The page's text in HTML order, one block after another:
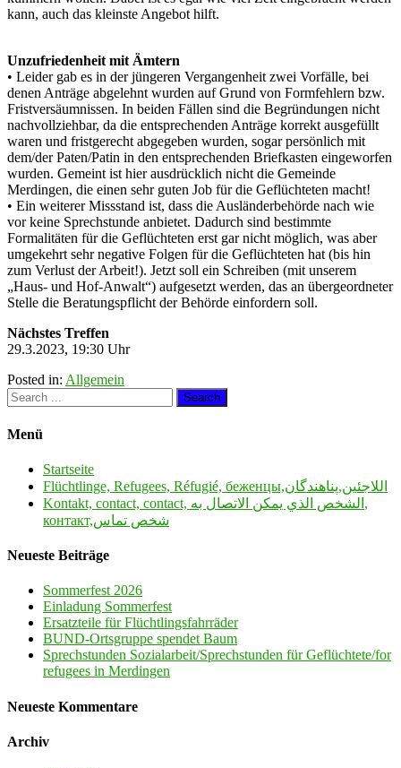
kann, auch das kleinste Angebot hilft.
Unzufriedenheit mit Ämtern
• Leider gab es in der jüngeren Vergangenheit zwei Vorfälle, bei
denen Anträge abgelehnt wurden auf Grund von Formfehlern bzw.
Fristversäumnissen. In beiden Fällen sind die Begründungen nicht
nachvollziehbar, da die entsprechenden Anträge korrekt ausgefüllt
waren und fristgerecht abgegeben wurden, sogar persönlich mit
dem/der Paten/Patin in den entsprechenden Briefkasten eingeworfen
wurden. Gemeint ist hier ausdrücklich nicht die Gemeinde
Merdingen, die einen sehr guten Job für die Geflüchteten macht!
• Ein weiterer Missstand ist, dass die Ausländerbehörde nach wie
vor keine Sprechstunde anbietet. Dadurch sind bestimmte
Formalitäten für die Geflüchteten erst gar nicht möglich, was aber
umgekehrt sehr negative Folgen für die Geflüchteten hat (bis hin
zum Verlust der Arbeit!). Jetzt soll ein Schreiben (mit unserem
„Haus- und Hof-Anwalt“) aufgesetzt werden, das an übergeordneter
Stelle die Beratungspflicht der Behörde einfordern soll.
Nächstes Treffen
29.3.2023, 19:30 Uhr
Posted in: Allgemein
Menü
Startseite
Flüchtlinge, Refugees, Réfugié, беженцы,اللاجئين,پناهندگان
Kontakt, contact, contact, الشخص الذي يمكن الاتصال به,
контакт,شخص تماس
Neueste Beiträge
Sommerfest 2026
Einladung Sommerfest
Ersatzteile für Flüchtlingsfahrräder
BUND-Ortsgruppe spendet Baum
Sprechstunden Sozialarbeit/Sprechstunden für Geflüchtete/for
refugees in Merdingen
Neueste Kommentare
Archiv